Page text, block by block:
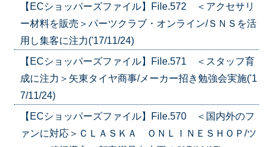
【ECショッパーズファイル】File.572 ＜アクセサリ
ー材料を販売＞パーツクラブ・オンライン/ＳＮＳを活
用し集客に注力('17/11/24)
【ECショッパーズファイル】File.571 ＜スタッフ育
成に注力＞矢東タイヤ商事/メーカー招き勉強会実施('1
7/11/24)
【ECショッパーズファイル】File.570 ＜国内外のフ
ァンに対応＞ＣＬＡＳＫＡ ＯＮＬＩＮＥＳＨＯＰ/ツ